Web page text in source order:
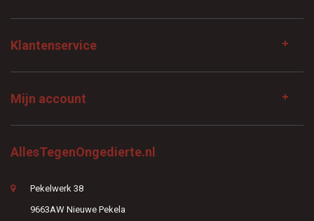
Klantenservice
Mijn account
AllesTegenOngedierte.nl
Pekelwerk 38
9663AW Nieuwe Pekela